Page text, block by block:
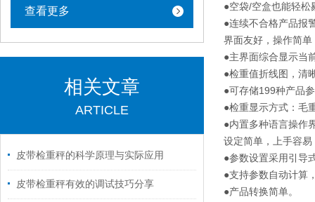
查看更多
相关文章
ARTICLE
皮带检重秤的科学原理与实际应用
皮带检重秤有效的调试技巧分享
●空袋/空盒也能轻松
●连续不合格产品报
界面友好，操作简单
●主界面综合显示当
●检重值折线图，清
●可存储199种产品
●检重显示方式：毛
●内置多种语言操作
设定简单，上手容易
●参数设置采用引导
●支持参数自动计算
●产品转换简单。